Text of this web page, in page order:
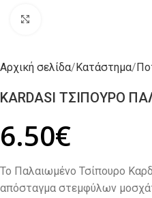
Αρχική σελίδα Κατάστημα
KARDASI ΤΣΙΠΟΥΡΟ
6.50€
Το Παλαιωμένο Τσίπουρο
απόσταγμα στεμφύλων